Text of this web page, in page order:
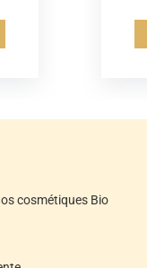
cosmétiques Bio